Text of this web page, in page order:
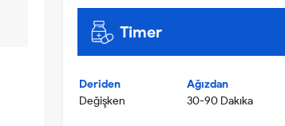
Timer
Deriden
Değişken
Ağızdan
30-90 Dakıka